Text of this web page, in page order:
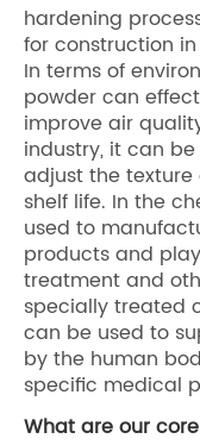
hardening
for construction
In terms of
powder can
improve air
industry, it can
adjust the
shelf life. In the
used to
products and
treatment and
specially treated
can be used to
by the human
specific medical
What are our